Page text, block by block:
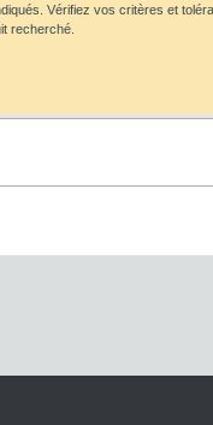
Vérifiez vos critères et
recherché.